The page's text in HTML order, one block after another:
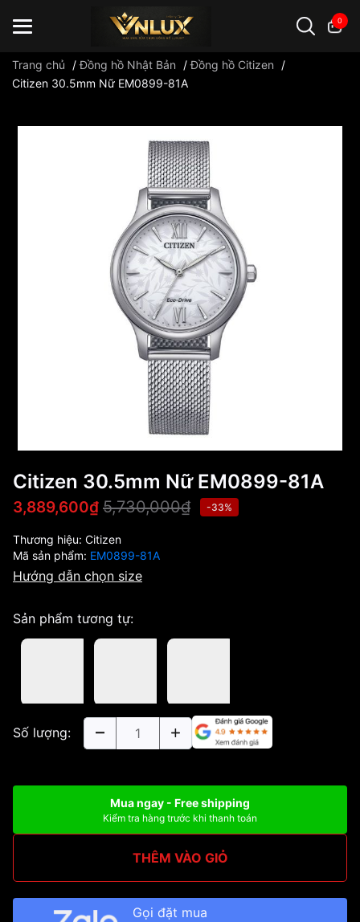
0
Trang chủ /Đồng hồ Nhật Bản /Đồng hồ Citizen
/
Citizen 30.5mm Nữ EM0899-81A
Citizen 30.5mm Nữ EM0899-81A
3,889,600₫ 5,730,000₫ -33%
Thương hiệu: Citizen
Mã sản phẩm: EM0899-81A
Hướng dẫn chọn size
Sản phẩm tương tự:
Số lượng:
Mua ngay - Free shipping
Kiểm tra hàng trước khi thanh toán
THÊM VÀO GIỎ
Gọi đặt mua